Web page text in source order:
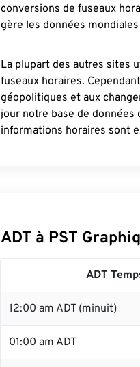
conversions de fuseaux
gère les données
La plupart des autres sites
fuseaux horaires.
géopolitiques et aux
jour notre base de données
informations horaires sont
ADT à PST
ADT
12:00 am ADT (minuit)
01:00 am ADT